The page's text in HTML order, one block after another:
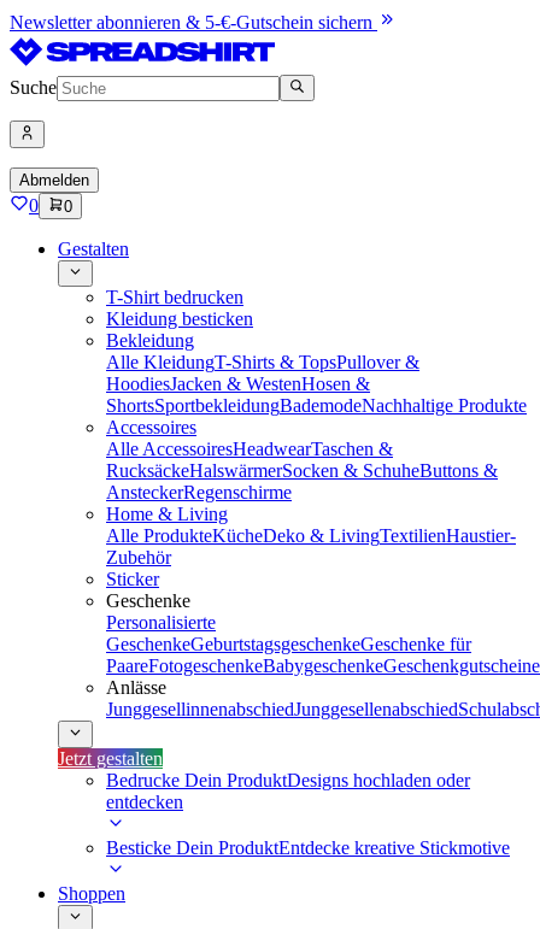
Newsletter abonnieren & 5-€-Gutschein sichern
Suche
Abmelden
0 0
Gestalten
T-Shirt bedrucken
Kleidung besticken
Bekleidung
Alle KleidungT-Shirts & TopsPullover &
HoodiesJacken & WestenHosen &
ShortsSportbekleidungBademodeNachhaltige Produkte
Accessoires
Alle AccessoiresHeadwearTaschen &
RucksäckeHalswärmerSocken & SchuheButtons &
AnsteckerRegenschirme
Home & Living
Alle ProdukteKücheDeko & LivingTextilienHaustier-
Zubehör
Sticker
Geschenke
Personalisierte
GeschenkeGeburtstagsgeschenkeGeschenke für
PaareFotogeschenkeBabygeschenkeGeschenkgutscheine
Anlässe
JunggesellinnenabschiedJunggesellenabschied
Jetzt gestalten
Bedrucke Dein ProduktDesigns hochladen oder
entdecken
Besticke Dein ProduktEntdecke kreative Stickmotive
Shoppen